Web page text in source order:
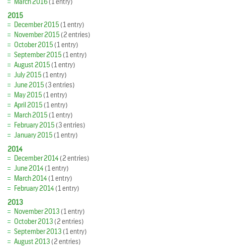
March 2016(1 entry)
2015
December 2015(1 entry)
November 2015(2 entries)
October 2015(1 entry)
September 2015(1 entry)
August 2015(1 entry)
July 2015(1 entry)
June 2015(3 entries)
May 2015(1 entry)
April 2015(1 entry)
March 2015(1 entry)
February 2015(3 entries)
January 2015(1 entry)
2014
December 2014(2 entries)
June 2014(1 entry)
March 2014(1 entry)
February 2014(1 entry)
2013
November 2013(1 entry)
October 2013(2 entries)
September 2013(1 entry)
August 2013(2 entries)